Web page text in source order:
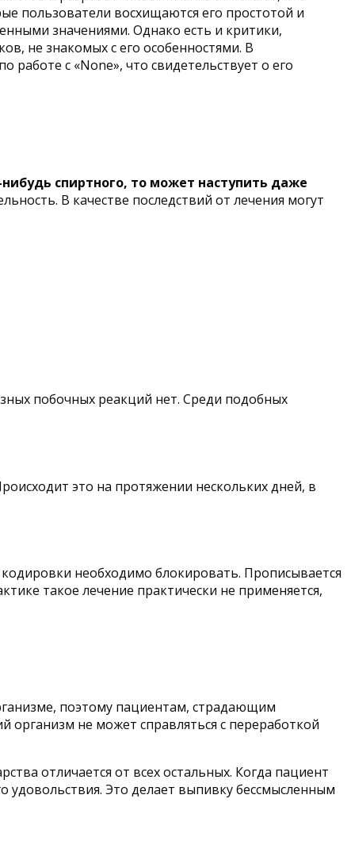
пользователи восхищаются его простотой и
значениями. Однако есть и критики,
не знакомых с его особенностями. В
с «None», что свидетельствует о его
спиртного, то может наступить даже
В качестве последствий от лечения могут
побочных реакций нет. Среди подобных
это на протяжении нескольких дней, в
необходимо блокировать. Прописывается
такое лечение практически не применяется,
поэтому пациентам, страдающим
организм не может справляться с переработкой
отличается от всех остальных. Когда пациент
удовольствия. Это делает выпивку бессмысленным